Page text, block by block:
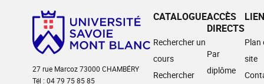
27 rue Marcoz 73000 CHAMBÉRY
Tél : 04 79 75 85 85
CATALOGUE
Rechercher un
cours
Rechercher
ACCÈS
DIRECTS
Par
diplôme
Plan
site